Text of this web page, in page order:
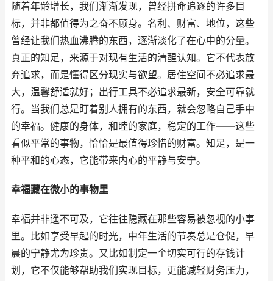
随着年龄增长，我们渐渐发现，曾经拼命追逐的许多目
标，并非都值得为之奋不顾身。名利、财富、地位，这些
曾经让我们热血沸腾的东西，逐渐淡化了在心中的分量。
真正的知足，来源于对现有生活的清醒认知。它不代表放
弃追求，而是懂得区分现实与欲望。居住空间不必追求最
大，温馨舒适就好；出行工具不必追求最新，安全可靠就
行。当我们总是盯着别人拥有的东西，就会忽略自己手中
的幸福。健康的身体，和睦的家庭，稳定的工作——这些
看似平常的事物，恰恰是最值得珍惜的财富。知足，是一
种平和的心态，它能带来内心的平静与安宁。
幸福藏在微小的事物里
幸福并非遥不可及，它往往隐藏在那些容易被忽视的小事
里。比如享受早起的时光，中年生活的节奏总是仓促，早
晨的宁静尤为珍贵。又比如制定一个切实可行的存钱计
划，它不仅能够帮助我们实现目标，更能减轻财务压力，